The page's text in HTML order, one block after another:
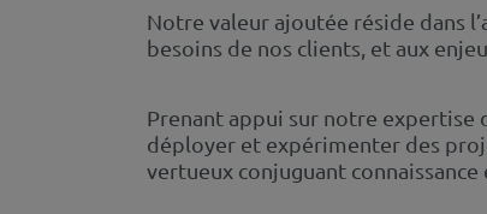
Notre valeur ajoutée réside dans
besoins de nos clients, et aux
Prenant appui sur notre expertise
déployer et expérimenter des
vertueux conjuguant connaissance